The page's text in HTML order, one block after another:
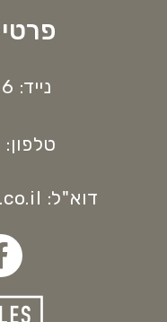
נייד: 052-2641-986
טלפון: 077-5231-313
דוא"ל: julia@studiojules.co.il